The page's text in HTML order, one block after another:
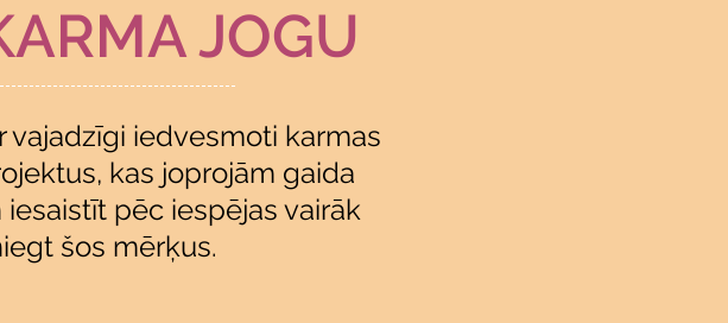
JOGU
vajadzīgi iedvesmoti karmas
kas joprojām gaida
pēc iespējas vairāk
šos mērķus.